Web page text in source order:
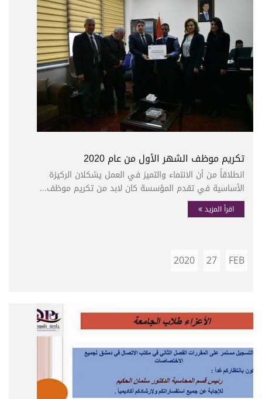
تكريم موظف الشهر الأول من عام 2020
انطلاقاً من أن الانتماء والتميز في العمل يشكلان الركيزة
الأساسية في تقدم المؤسسة كان لابد من تكريم موظف...
اقرأ المزيد
FEB
27
2020